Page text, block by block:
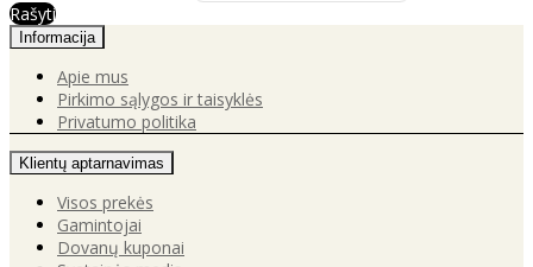
Rašyti
Informacija
Apie mus
Pirkimo sąlygos ir taisyklės
Privatumo politika
Klientų aptarnavimas
Visos prekės
Gamintojai
Dovanų kuponai